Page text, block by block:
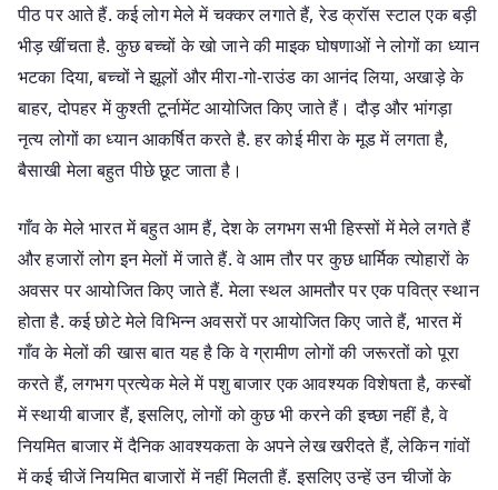
पीठ पर आते हैं. कई लोग मेले में चक्कर लगाते हैं, रेड क्रॉस स्टाल एक बड़ी
भीड़ खींचता है. कुछ बच्चों के खो जाने की माइक घोषणाओं ने लोगों का ध्यान
भटका दिया, बच्चों ने झूलों और मीरा-गो-राउंड का आनंद लिया, अखाड़े के
बाहर, दोपहर में कुश्ती टूर्नामेंट आयोजित किए जाते हैं। दौड़ और भांगड़ा
नृत्य लोगों का ध्यान आकर्षित करते है. हर कोई मीरा के मूड में लगता है,
बैसाखी मेला बहुत पीछे छूट जाता है।
गाँव के मेले भारत में बहुत आम हैं, देश के लगभग सभी हिस्सों में मेले लगते हैं
और हजारों लोग इन मेलों में जाते हैं. वे आम तौर पर कुछ धार्मिक त्योहारों के
अवसर पर आयोजित किए जाते हैं. मेला स्थल आमतौर पर एक पवित्र स्थान
होता है. कई छोटे मेले विभिन्न अवसरों पर आयोजित किए जाते हैं, भारत में
गाँव के मेलों की खास बात यह है कि वे ग्रामीण लोगों की जरूरतों को पूरा
करते हैं, लगभग प्रत्येक मेले में पशु बाजार एक आवश्यक विशेषता है, कस्बों
में स्थायी बाजार हैं, इसलिए, लोगों को कुछ भी करने की इच्छा नहीं है, वे
नियमित बाजार में दैनिक आवश्यकता के अपने लेख खरीदते हैं, लेकिन गांवों
में कई चीजें नियमित बाजारों में नहीं मिलती हैं. इसलिए उन्हें उन चीजों के